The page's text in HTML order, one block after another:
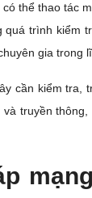
thể thao tác
trình kiểm
gia trong
cần kiểm
truyền